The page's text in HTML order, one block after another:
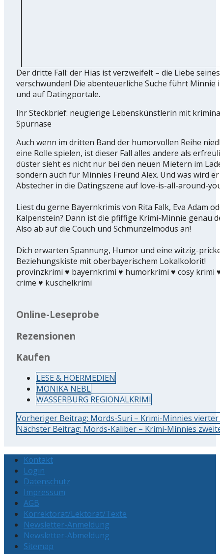
Der dritte Fall: der Hias ist verzweifelt – die Liebe
verschwunden! Die abenteuerliche Suche führt Minnie
und auf Datingportale.
Ihr Steckbrief: neugierige Lebenskünstlerin mit
Spürnase
Auch wenn im dritten Band der humorvollen Reihe
eine Rolle spielen, ist dieser Fall alles andere als
düster sieht es nicht nur bei den neuen Mietern im
sondern auch für Minnies Freund Alex. Und was wird
Abstecher in die Datingszene auf love-is-all-around-
Liest du gerne Bayernkrimis von Rita Falk, Eva Adam
Kalpenstein? Dann ist die pfiffige Krimi-Minnie genau
Also ab auf die Couch und Schmunzelmodus an!
Dich erwarten Spannung, Humor und eine witzig-
Beziehungskiste mit oberbayerischem Lokalkolorit!
provinzkrimi ♥️ bayernkrimi ♥️ humorkrimi ♥️ cosy krimi
crime ♥️ kuschelkrimi
Online-Leseprobe
Rezensionen
Kaufen
LESE & HOERMEDIEN
MONIKA NEBL
WASSERBURG REGIONALKRIMI
Vorheriger Beitrag: Mords-Suri – Krimi-Minnies
Nächster Beitrag: Mords-Kaliber – Krimi-Minnies
Kontakt
Login
Datenschutz
Impressum
AGB
Korrektorat/Lektorat/Texte
Newsletter-Anmeldung
Newsletter-Abmeldung
Sitemap